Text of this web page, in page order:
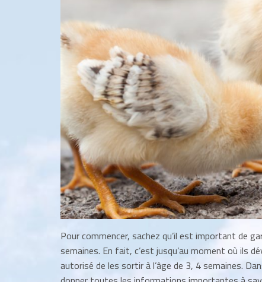
Pour commencer, sachez qu’il est important de
semaines. En fait, c’est jusqu’au moment où ils
autorisé de les sortir à l’âge de 3, 4 semaines.